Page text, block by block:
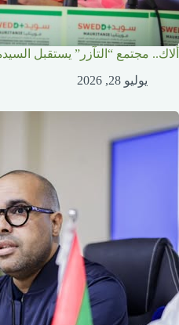
ألاك.. مجتمع “التآزر” يستقبل
يوليو 28, 2026